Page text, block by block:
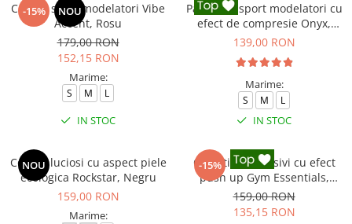
-15% NOU
Colanti sport modelatori Vibe
Accent, Rosu
179,00 RON
152,15 RON
Marime:
S M L
IN STOC
Pantaloni sport modelatori cu
efect de compresie Onyx,
Negru
139,00 RON
Marime:
S M L
IN STOC
NOU
Colanti luciosi cu aspect piele
ecologica Rockstar, Negru
159,00 RON
Marime:
-15%
Colanti compresivi cu efect
push up Gym Essentials,
Negru
159,00 RON
135,15 RON